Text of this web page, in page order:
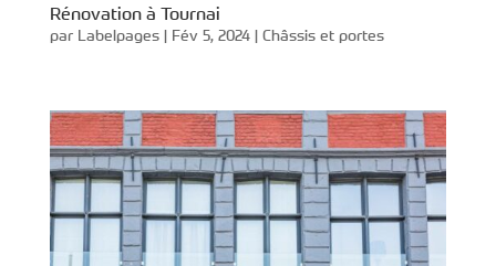
Rénovation à Tournai
par Labelpages| Fév 5, 2024| Châssis et portes